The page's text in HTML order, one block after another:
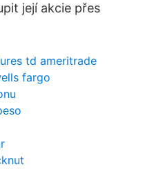
její akcie přes
td ameritrade
fargo